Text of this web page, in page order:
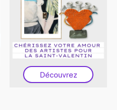
Découvrez